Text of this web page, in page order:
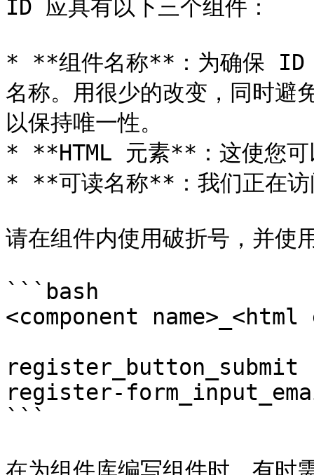
ID 应具有以下三个组件：
* **组件名称**：为确保 ID
名称。用很少的改变，同时避
以保持唯一性。
* **HTML 元素**：这使您可
* **可读名称**：我们正在访
请在组件内使用破折号，并使
```bash
<component
register_button_submit
register-
```